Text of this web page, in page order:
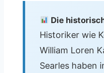
Die
Historiker wie
William Loren
Searles haben